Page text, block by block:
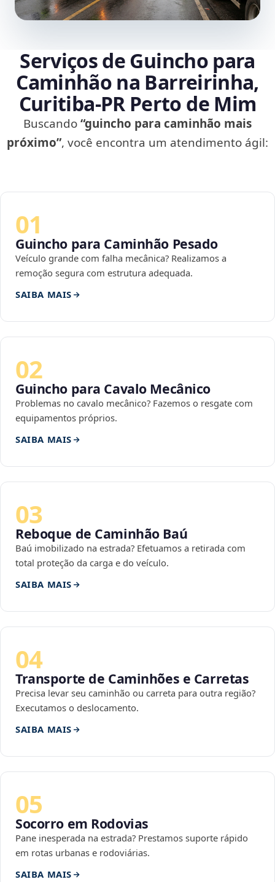
Serviços de Guincho para
Caminhão na Barreirinha,
Curitiba‑PR Perto de Mim
Buscando“guincho para caminhão mais
próximo”, você encontra um atendimento ágil:
01
Guincho para Caminhão Pesado
Veículo grande com falha mecânica? Realizamos a
remoção segura com estrutura adequada.
SAIBA MAIS
02
Guincho para Cavalo Mecânico
Problemas no cavalo mecânico? Fazemos o resgate com
equipamentos próprios.
SAIBA MAIS
03
Reboque de Caminhão Baú
Baú imobilizado na estrada? Efetuamos a retirada com
total proteção da carga e do veículo.
SAIBA MAIS
04
Transporte de Caminhões e Carretas
Precisa levar seu caminhão ou carreta para outra região?
Executamos o deslocamento.
SAIBA MAIS
05
Socorro em Rodovias
Pane inesperada na estrada? Prestamos suporte rápido
em rotas urbanas e rodoviárias.
SAIBA MAIS